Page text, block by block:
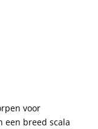
voor
een breed scala